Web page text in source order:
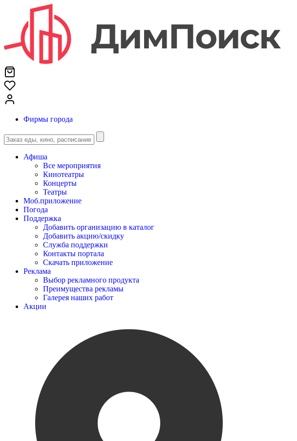
Фирмы города
Афиша
Все мероприятия
Кинотеатры
Концерты
Театры
Моб.приложение
Погода
Поддержка
Добавить организацию в каталог
Добавить акцию/скидку
Служба поддержки
Контакты портала
Скачать приложение
Реклама
Выбор рекламного продукта
Преимущества рекламы
Галерея наших работ
Акции